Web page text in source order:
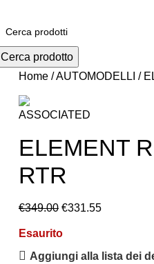
Cerca prodotto
Home AUTOMODELLI
ELEMENT
RTR
€349.00 €331.55
Esaurito
Aggiungi alla lista dei